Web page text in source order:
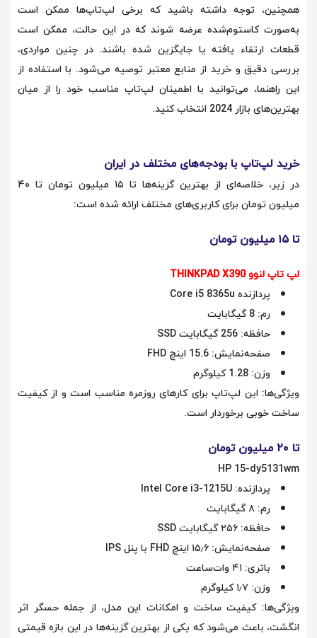
همچنین، توجه داشته باشید که برخی لپ‌تاپ‌ها ممکن است
به‌صورت کاستوم‌شده عرضه شوند که در این حالت، ممکن است
قطعات ارتقاء یافته یا جایگزین شده باشند. در چنین مواردی،
بررسی دقیق و خرید از منابع معتبر توصیه می‌شود. با استفاده از
این راهنما، می‌توانید با اطمینان لپ‌تاپ مناسب خود را از میان
بهترین‌های بازار 2024 انتخاب کنید.
خرید لپ‌تاپ با بودجه‌های مختلف در ایران
در زیر، خلاصه‌ای از بهترین گزینه‌ها تا ۱۵ میلیون تومان تا ۴۰
میلیون تومان برای کاربری‌های مختلف ارائه شده است:
تا ۱۵ میلیون تومان
لپ تاپ لنوو THINKPAD X390
پردازنده Core i5 8365u
رم: 8 گیگابایت
حافظه: 256 گیگابایت SSD
صفحه‌نمایش: 15.6 اینچ FHD
وزن: 1.28 کیلوگرم
ویژگی‌ها: این لپ‌تاپ برای کارهای روزمره مناسب است و از کیفیت
ساخت خوبی برخوردار است.
تا ۲۰ میلیون تومان
HP 15-dy5131wm
پردازنده: Intel Core i3-1215U
رم: ۸ گیگابایت
حافظه: ۲۵۶ گیگابایت SSD
صفحه‌نمایش: ۱۵٫۶ اینچ FHD با پنل IPS
باتری: ۴۱ وات‌ساعت
وزن: ۱٫۷ کیلوگرم
ویژگی‌ها: کیفیت ساخت و امکانات این مدل، از جمله حسگر اثر
انگشت، باعث می‌شود که یکی از بهترین گزینه‌ها در این بازه قیمتی